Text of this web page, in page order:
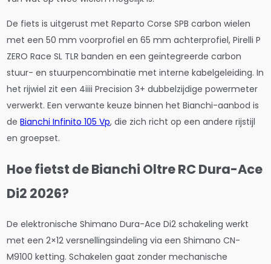
De fiets is uitgerust met Reparto Corse SPB carbon wielen
met een 50 mm voorprofiel en 65 mm achterprofiel, Pirelli P
ZERO Race SL TLR banden en een geïntegreerde carbon
stuur- en stuurpencombinatie met interne kabelgeleiding. In
het rijwiel zit een 4iiii Precision 3+ dubbelzijdige powermeter
verwerkt. Een verwante keuze binnen het Bianchi-aanbod is
deBianchi Infinito 105 Vp, die zich richt op een andere rijstijl
en groepset.
Hoe fietst de Bianchi Oltre RC Dura-Ace
Di2 2026?
De elektronische Shimano Dura-Ace Di2 schakeling werkt
met een 2×12 versnellingsindeling via een Shimano CN-
M9100 ketting. Schakelen gaat zonder mechanische